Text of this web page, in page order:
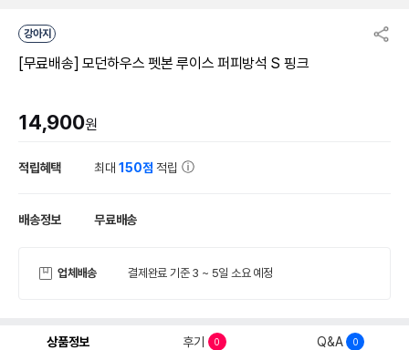
강아지
[무료배송] 모던하우스 펫본 루이스 퍼피방석 S 핑크
14,900원
적립혜택 최대150점 적립
배송정보 무료배송
업체배송 결제완료 기준 3 ~ 5일 소요 예정
상품정보 후기 0 Q&A 0